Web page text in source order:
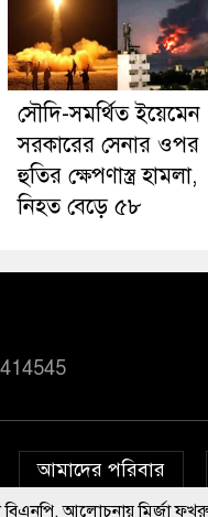
সৌদি-সমর্থিত ইয়েমেন
সরকারের সেনার ওপর
হুতির ক্ষেপণাস্ত্র হামলা,
নিহত বেড়ে ৫৮
আমাদের পরিবার
মির্জা ফখরুলের নাম